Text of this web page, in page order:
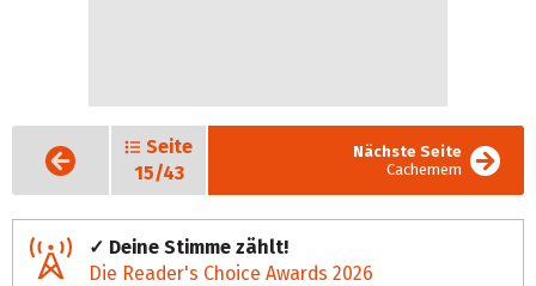
Vorige
Seite
Seite
15/43
Nächste Seite
Cachemem
✓ Deine Stimme zählt!
Die Reader's Choice Awards 2026